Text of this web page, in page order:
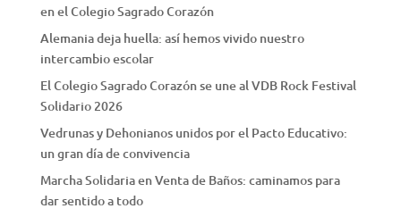
en el Colegio Sagrado Corazón
Alemania deja huella: así hemos vivido nuestro
intercambio escolar
El Colegio Sagrado Corazón se une al VDB Rock Festival
Solidario 2026
Vedrunas y Dehonianos unidos por el Pacto Educativo:
un gran día de convivencia
Marcha Solidaria en Venta de Baños: caminamos para
dar sentido a todo